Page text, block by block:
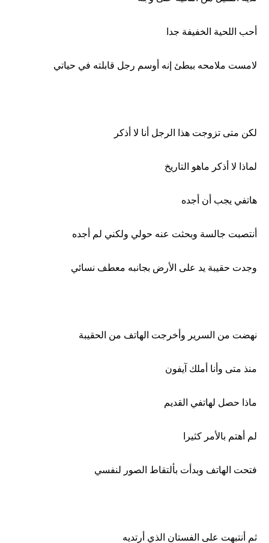
أحب اللحية الخفيفة جدا
لامست ملامحه ببطئ إنه أوسم رجل قابلته في حياتي
لكن متى تزوجت هذا الرجل أنا لا أذكر
لماذا لا أذكر ماهو التاريخ
هاتفي يجب أن أجده
أنتصبت جالسة وبحثت عنه حولي ولكني لم أجده
وجدت حقيبة يد على الأرض بجانبه معطف نسائي
نهضت من السرير وأخرجت الهاتف من الحقيبة
منذ متى وأنا أملك آيفون
ماذا حصل لهاتفي القديم
لم أهتم بالأمر كثيرا
فتحت الهاتف وبدأت بألتقاط الصور لنفسي
ثم أنتبهت على الفستان الذي أرتديه